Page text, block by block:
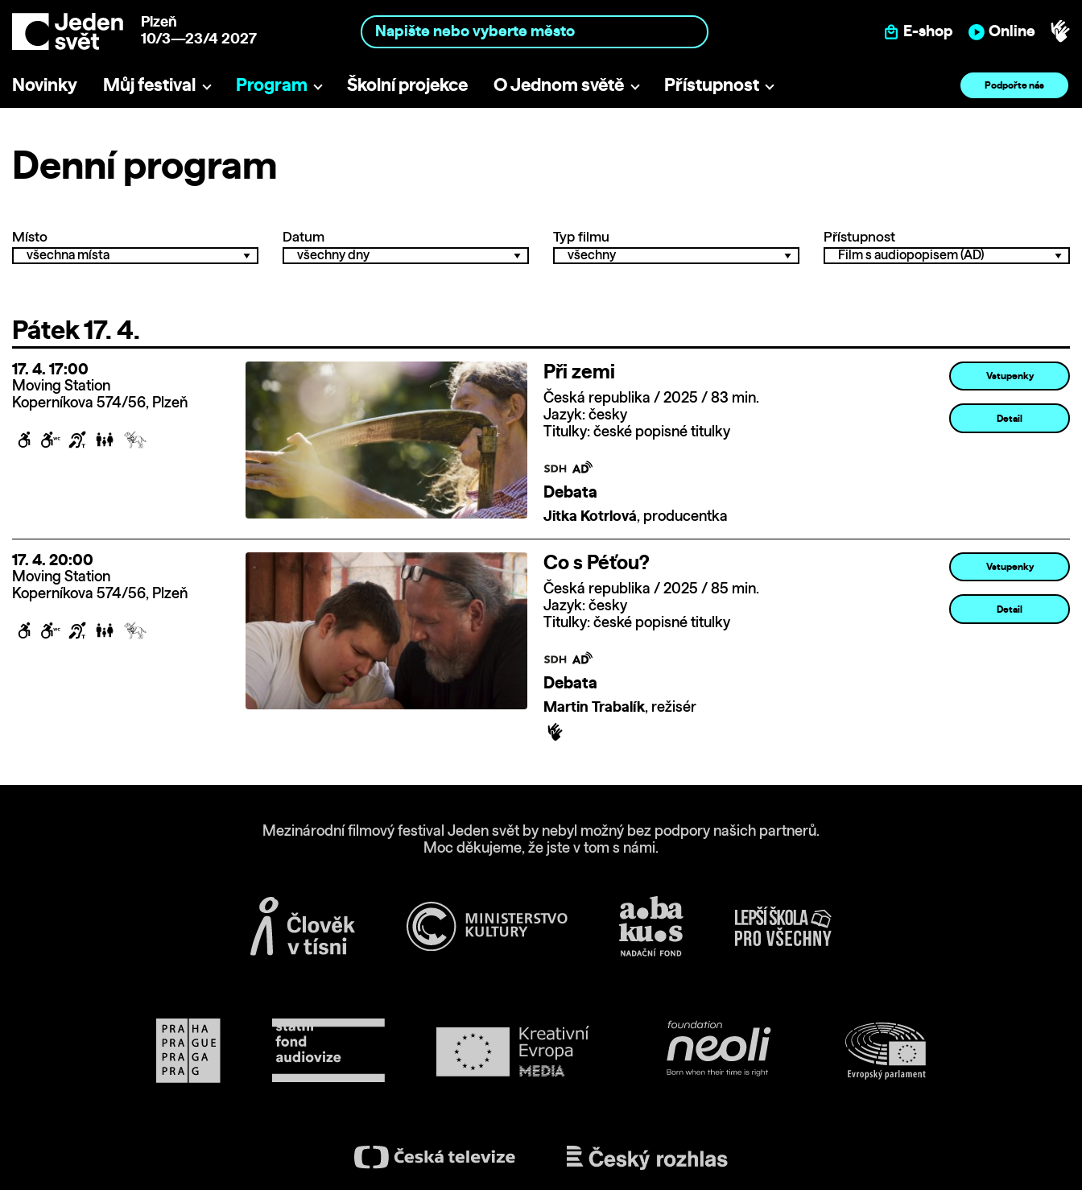
Plzeň
10/3—23/4 2027
E-shop Online
Novinky Můj festival Program Školní projekce O Jednom světě Přístupnost Podpořte nás
Denní program
Místo Datum Typ filmu Přístupnost
Pátek 17. 4.
17. 4. 17:00
Moving Station
Koperníkova 574/56, Plzeň
Při zemi
Česká republika / 2025 / 83 min.
Jazyk: česky
Titulky: české popisné titulky
Debata
Jitka Kotrlová, producentka
Vstupenky
Detail
17. 4. 20:00
Moving Station
Koperníkova 574/56, Plzeň
Co s Péťou?
Česká republika / 2025 / 85 min.
Jazyk: česky
Titulky: české popisné titulky
Debata
Martin Trabalík, režisér
Vstupenky
Detail
Mezinárodní filmový festival Jeden svět by nebyl možný bez podpory našich partnerů.
Moc děkujeme, že jste v tom s námi.